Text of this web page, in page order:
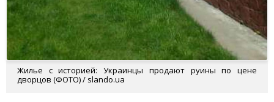
Жилье с историей: Украинцы продают руины по цене
дворцов (ФОТО) / slando.ua